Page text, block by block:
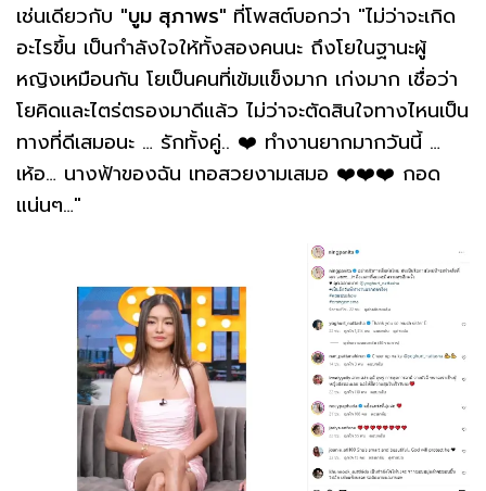
เช่นเดียวกับ "บูม สุภาพร" ที่โพสต์บอกว่า "ไม่ว่าจะเกิด
อะไรขึ้น เป็นกำลังใจให้ทั้งสองคนนะ ถึงโยในฐานะผู้
หญิงเหมือนกัน โยเป็นคนที่เข้มแข็งมาก เก่งมาก เชื่อว่า
โยคิดและไตร่ตรองมาดีแล้ว ไม่ว่าจะตัดสินใจทางไหนเป็น
ทางที่ดีเสมอนะ … รักทั้งคู่.. ❤️ ทำงานยากมากวันนี้ …
เห้อ… นางฟ้าของฉัน เทอสวยงามเสมอ ❤️❤️❤️ กอด
แน่นๆ…"